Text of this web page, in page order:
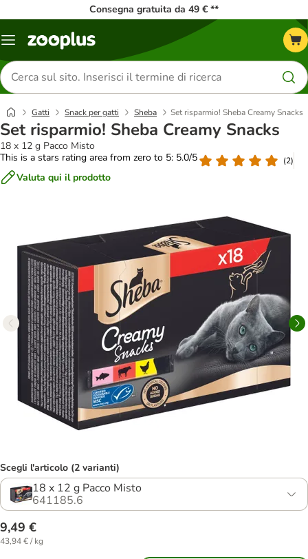
Consegna gratuita da 49 € **
Overview
Cerca
prodotti
Gatti Snack per gatti Sheba Set risparmio! Sheba Creamy Snacks
Set risparmio! Sheba Creamy Snacks
18 x 12 g Pacco Misto
This is a stars rating area from zero to 5: 5.0/5
(2)
Valuta qui il prodotto
Scegli l'articolo (2 varianti)
18 x 12 g Pacco Misto
641185.6
9,49 €
43,94 € / kg